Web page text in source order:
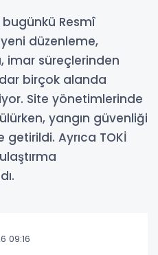
bugünkü Resmî
düzenleme,
imar süreçlerinden
birçok alanda
Site yönetimlerinde
yangın güvenliği
Ayrıca TOKİ
09:16